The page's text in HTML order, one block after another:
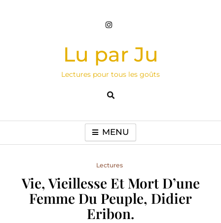
Lu par Ju
Lectures pour tous les goûts
MENU
Lectures
Vie, Vieillesse Et Mort D’une
Femme Du Peuple, Didier
Eribon.